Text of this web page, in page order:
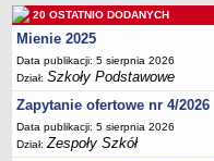
Specjalny Ośrodek nr 5
BURSA MIEJSKA
Dane podstawowe
Statut
Majątek
Godziny dyżurów
20 OSTATNIO DODANYCH
Mienie 2025
Data publikacji: 5 sierpnia 2026
Dział:Szkoły Podstawowe
Zapytanie ofertowe nr 4/2026
Data publikacji: 5 sierpnia 2026
Dział:Zespoły Szkół